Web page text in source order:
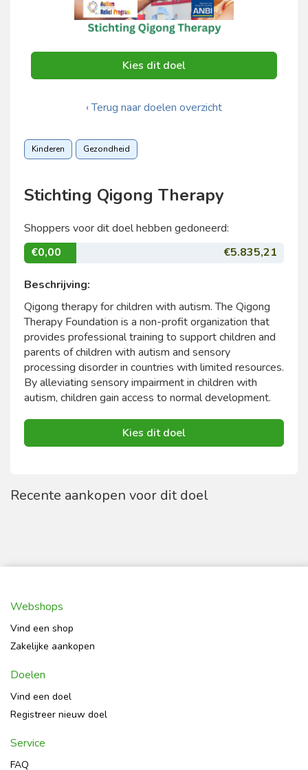
Kies dit doel
‹ Terug naar doelen overzicht
Kinderen Gezondheid
Stichting ​Qigong Therapy
Shoppers voor dit doel hebben gedoneerd:
€0,00
€5.835,21
Beschrijving:
Qigong therapy for children with autism. The Qigong
Therapy Foundation is a non-profit organization that
provides professional training to support children and
parents of children with autism and sensory
processing disorder in countries with limited resources.
By alleviating sensory impairment in children with
autism, children gain access to normal development.
Kies dit doel
Recente aankopen voor dit doel
Webshops
Vind een shop
Zakelijke aankopen
Doelen
Vind een doel
Registreer nieuw doel
Service
FAQ